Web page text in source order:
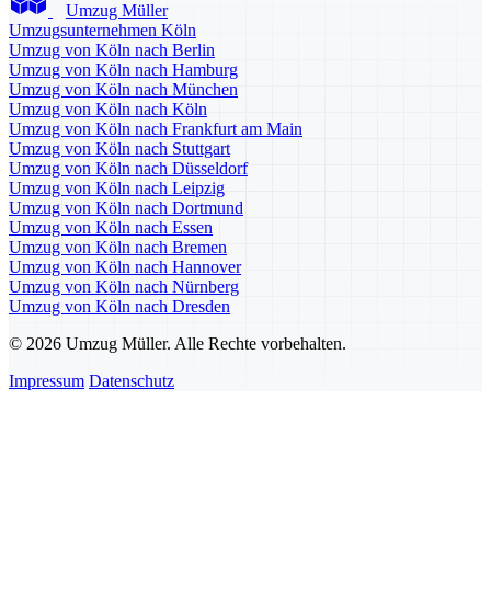
Umzug Müller
Umzugsunternehmen Köln
Umzug von Köln nach Berlin
Umzug von Köln nach Hamburg
Umzug von Köln nach München
Umzug von Köln nach Köln
Umzug von Köln nach Frankfurt am Main
Umzug von Köln nach Stuttgart
Umzug von Köln nach Düsseldorf
Umzug von Köln nach Leipzig
Umzug von Köln nach Dortmund
Umzug von Köln nach Essen
Umzug von Köln nach Bremen
Umzug von Köln nach Hannover
Umzug von Köln nach Nürnberg
Umzug von Köln nach Dresden
© 2026 Umzug Müller. Alle Rechte vorbehalten.
Impressum Datenschutz